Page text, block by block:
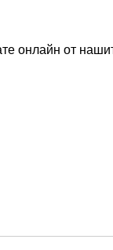
онлайн от